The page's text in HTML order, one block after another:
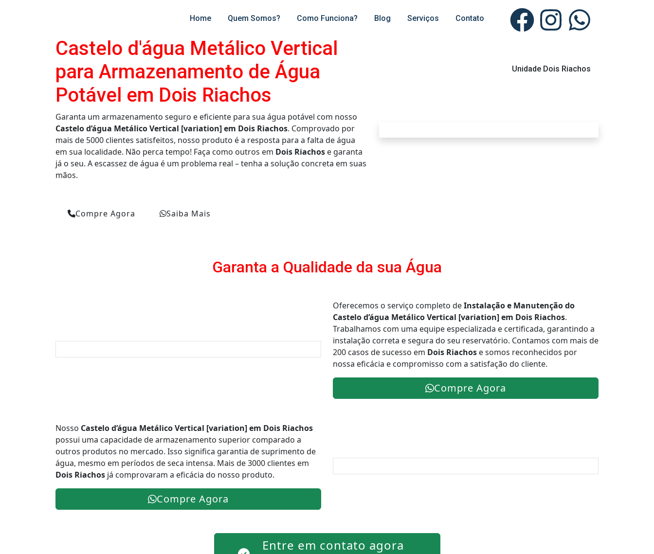
Home Quem Somos? Como Funciona? Blog Serviços Contato
Unidade Dois Riachos
Castelo d'água Metálico Vertical
para Armazenamento de Água
Potável em Dois Riachos
Garanta um armazenamento seguro e eficiente para sua água potável com nosso
Castelo d’água Metálico Vertical [variation] em Dois Riachos. Comprovado por
mais de 5000 clientes satisfeitos, nosso produto é a resposta para a falta de água
em sua localidade. Não perca tempo! Faça como outros em Dois Riachos e garanta
já o seu. A escassez de água é um problema real – tenha a solução concreta em suas
mãos.
Compre Agora Saiba Mais
Garanta a Qualidade da sua Água
Oferecemos o serviço completo deInstalação e Manutenção do
Castelo d’água Metálico Vertical [variation] em Dois Riachos.
Trabalhamos com uma equipe especializada e certificada, garantindo a
instalação correta e segura do seu reservatório. Contamos com mais de
200 casos de sucesso em Dois Riachos e somos reconhecidos por
nossa eficácia e compromisso com a satisfação do cliente.
Compre Agora
Nosso Castelo d’água Metálico Vertical [variation] em Dois Riachos
possui uma capacidade de armazenamento superior comparado a
outros produtos no mercado. Isso significa garantia de suprimento de
água, mesmo em períodos de seca intensa. Mais de 3000 clientes em
Dois Riachos já comprovaram a eficácia do nosso produto.
Compre Agora
Entre em contato agora